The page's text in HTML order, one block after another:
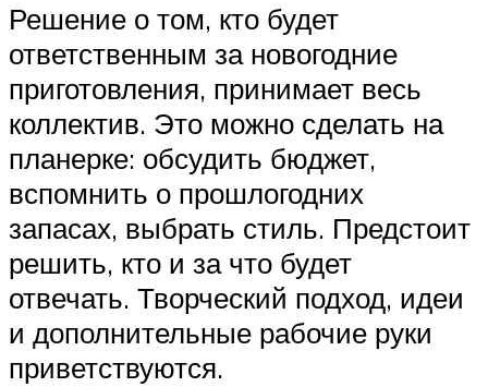
Решение о том, кто будет
ответственным за новогодние
приготовления, принимает весь
коллектив. Это можно сделать на
планерке: обсудить бюджет,
вспомнить о прошлогодних
запасах, выбрать стиль. Предстоит
решить, кто и за что будет
отвечать. Творческий подход, идеи
и дополнительные рабочие руки
приветствуются.